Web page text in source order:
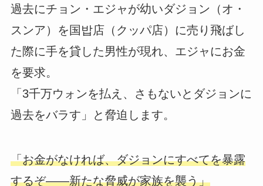
過去にチョン・エジャが幼いダジョン（オ・
スンア）を国밥店（クッパ店）に売り飛ばし
た際に手を貸した男性が現れ、エジャにお金
を要求。
「3千万ウォンを払え、さもないとダジョンに
過去をバラす」と脅迫します。
「お金がなければ、ダジョンにすべてを暴露
するぞ――新たな脅威が家族を襲う」